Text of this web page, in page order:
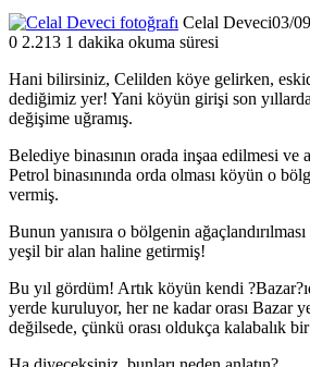
Celal Deveci03/
0 2.213 1 dakika okuma süresi
Hani bilirsiniz, Celilden köye gelirken,
dediğimiz yer! Yani köyün girişi son
değişime uğramış.
Belediye binasının orada inşaa edilmesi ve
Petrol binasınında orda olması köyün o
vermiş.
Bunun yanısıra o bölgenin
yeşil bir alan haline getirmiş!
Bu yıl gördüm! Artık köyün kendi
yerde kuruluyor, her ne kadar orası Bazar
değilsede, çünkü orası oldukça kalabalık